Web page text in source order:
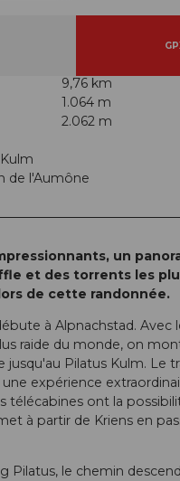
9,76 km
1.064 m
2.062 m
de l'Aumône
un
et des torrents les
de cette randonnée.
à Alpnachstad. Avec
raide du monde, on
jusqu'au Pilatus Kulm. Le
expérience
télécabines ont la
à partir de Kriens en
Pilatus, le chemin